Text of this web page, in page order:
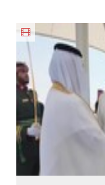
طبیعی!
ویزیت
رایگان+پرداخت
اقساطی😍
پرسشنامه و
دریافت راه
حل